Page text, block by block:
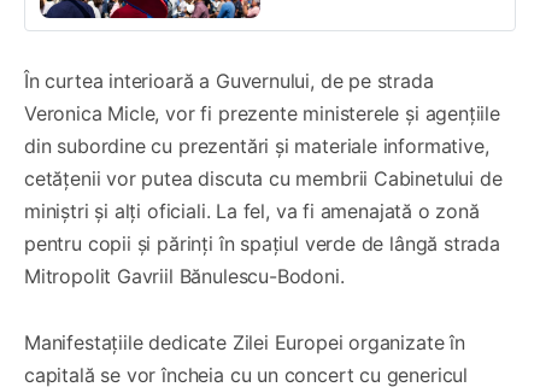
În curtea interioară a Guvernului, de pe strada
Veronica Micle, vor fi prezente ministerele și agențiile
din subordine cu prezentări și materiale informative,
cetățenii vor putea discuta cu membrii Cabinetului de
miniștri și alți oficiali. La fel, va fi amenajată o zonă
pentru copii și părinți în spațiul verde de lângă strada
Mitropolit Gavriil Bănulescu-Bodoni.
Manifestațiile dedicate Zilei Europei organizate în
capitală se vor încheia cu un concert cu genericul